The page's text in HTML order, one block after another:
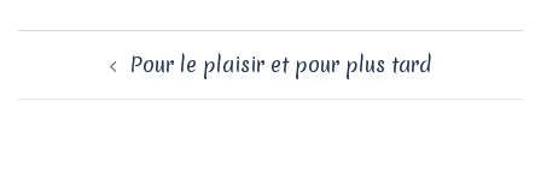
Navigation
d’articlePour le plaisir et pour plus tard